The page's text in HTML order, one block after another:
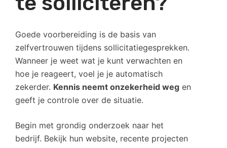
Goede voorbereiding is de basis van
zelfvertrouwen tijdens sollicitatiegesprekken.
Wanneer je weet wat je kunt verwachten en
hoe je reageert, voel je je automatisch
zekerder. Kennis neemt onzekerheid weg en
geeft je controle over de situatie.
Begin met grondig onderzoek naar het
bedrijf. Bekijk hun website, recente projecten